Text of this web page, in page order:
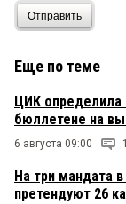
Отправить
Еще по теме
ЦИК определила
бюллетене на
6 августа 09:00 1
На три мандата
претендуют 26